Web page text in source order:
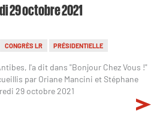
29 octobre 2021
CONGRÈS LR PRÉSIDENTIELLE
l'a dit dans "Bonjour Chez Vous !"
par Oriane Mancini et Stéphane
29 octobre 2021